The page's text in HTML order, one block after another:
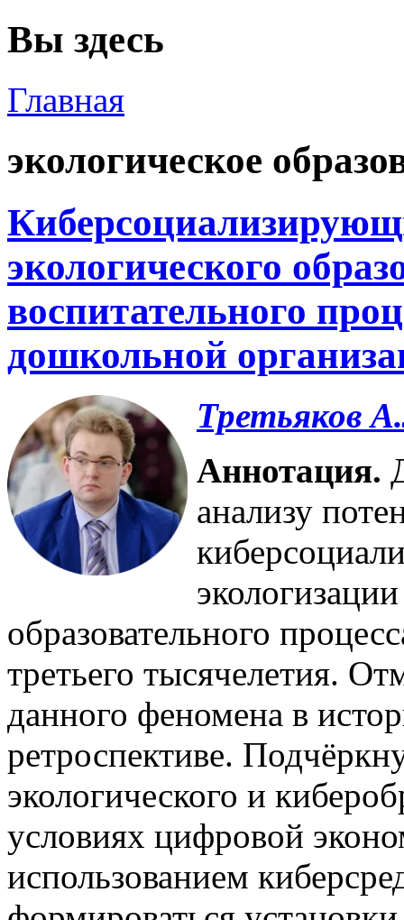
Вы здесь
Главная
экологическое
экологического
воспитательного
дошкольной
Третьяков
Аннотация.
анализу
образовательного
третьего тысячелетия.
данного феномена в
ретроспективе.
экологического и
условиях цифровой
использованием